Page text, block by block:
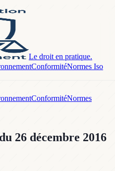
Le droit en pratique.
ConformitéNormes Iso
ConformitéNormes
du 26 décembre 2016